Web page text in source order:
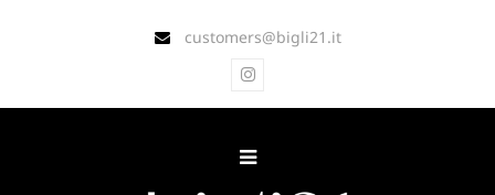
customers@bigli21.it